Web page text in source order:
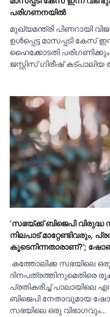
പരിഗണനയില്‍
മുഖ്യമന്ത്രി പിണറായി
ഉള്‍പ്പെട്ട മാസപ്പടി കേസ്
ഹൈക്കോടതി
ജസ്റ്റിസ് ഗിരീഷ്
‘സഭയ്‌ക്ക് ബിജെപി വിരുദ്ധ
നിലപാട് മാറ്റേണ്ടിവരും,
കൂടെനിന്നതാരാണ്?’;
കത്തോലിക്ക സഭയിലെ
ദിനപത്രത്തിനുമെതിരെ
പ്രതികരിച്ച്‌
ബിജെപി നേതാവുമായ
സഭയിലെ ഒരു വിഭാഗവും…